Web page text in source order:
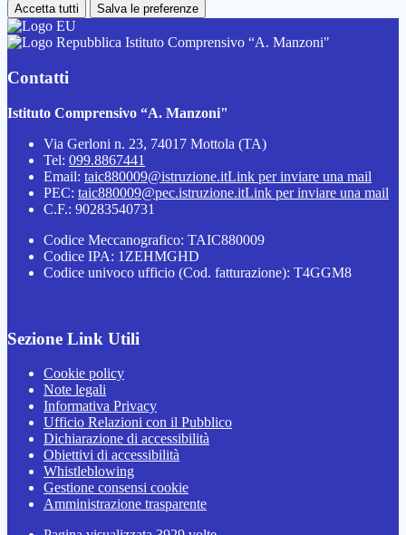
Accetta tutti Salva le preferenze
Istituto Comprensivo “A. Manzoni"
Contatti
Istituto Comprensivo “A. Manzoni"
Via Gerloni n. 23, 74017 Mottola (TA)
Tel: 099.8867441
Email: taic880009@istruzione.itLink per inviare una mail
PEC: taic880009@pec.istruzione.itLink per inviare una mail
C.F.: 90283540731
Codice Meccanografico: TAIC880009
Codice IPA: 1ZEHMGHD
Codice univoco ufficio (Cod. fatturazione): T4GGM8
Sezione Link Utili
Cookie policy
Note legali
Informativa Privacy
Ufficio Relazioni con il Pubblico
Dichiarazione di accessibilità
Obiettivi di accessibilità
Whistleblowing
Gestione consensi cookie
Amministrazione trasparente